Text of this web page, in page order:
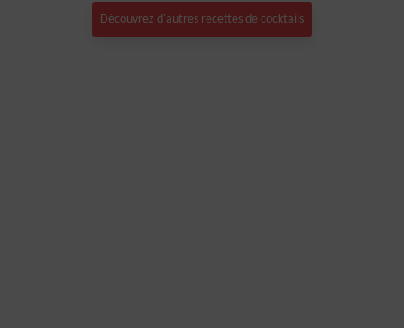
Découvrez d'autres recettes de cocktails